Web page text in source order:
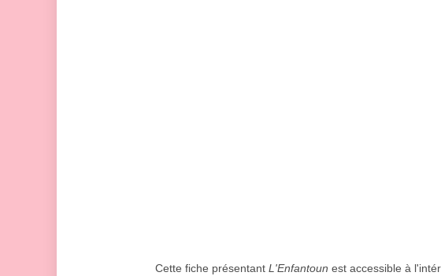
Cette fiche présentant L'Enfantoun est accessible à